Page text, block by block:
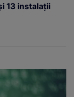
13 instalații